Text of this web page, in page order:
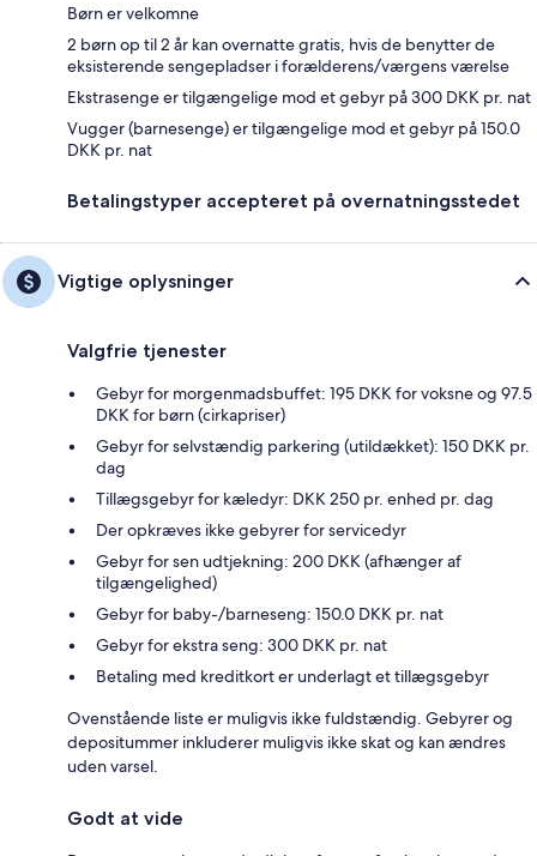
Børn er velkomne
2 børn op til 2 år kan overnatte gratis, hvis de benytter de
eksisterende sengepladser i forælderens/værgens værelse
Ekstrasenge er tilgængelige mod et gebyr på 300 DKK pr. nat
Vugger (barnesenge) er tilgængelige mod et gebyr på 150.0
DKK pr. nat
Betalingstyper accepteret på overnatningsstedet
Vigtige oplysninger
Valgfrie tjenester
Gebyr for morgenmadsbuffet: 195 DKK for voksne og 97.5
DKK for børn (cirkapriser)
Gebyr for selvstændig parkering (utildækket): 150 DKK pr.
dag
Tillægsgebyr for kæledyr: DKK 250 pr. enhed pr. dag
Der opkræves ikke gebyrer for servicedyr
Gebyr for sen udtjekning: 200 DKK (afhænger af
tilgængelighed)
Gebyr for baby-/barneseng: 150.0 DKK pr. nat
Gebyr for ekstra seng: 300 DKK pr. nat
Betaling med kreditkort er underlagt et tillægsgebyr
Ovenstående liste er muligvis ikke fuldstændig. Gebyrer og
depositummer inkluderer muligvis ikke skat og kan ændres
uden varsel.
Godt at vide